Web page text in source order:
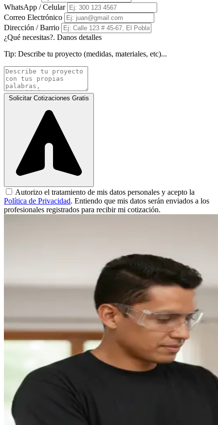
WhatsApp / Celular
Correo Electrónico
Dirección / Barrio
¿Qué necesitas?. Danos detalles
Tip: Describe tu proyecto (medidas, materiales, etc)...
Solicitar Cotizaciones Gratis
Autorizo el tratamiento de mis datos personales y acepto la
Política de Privacidad. Entiendo que mis datos serán enviados a los
profesionales registrados para recibir mi cotización.